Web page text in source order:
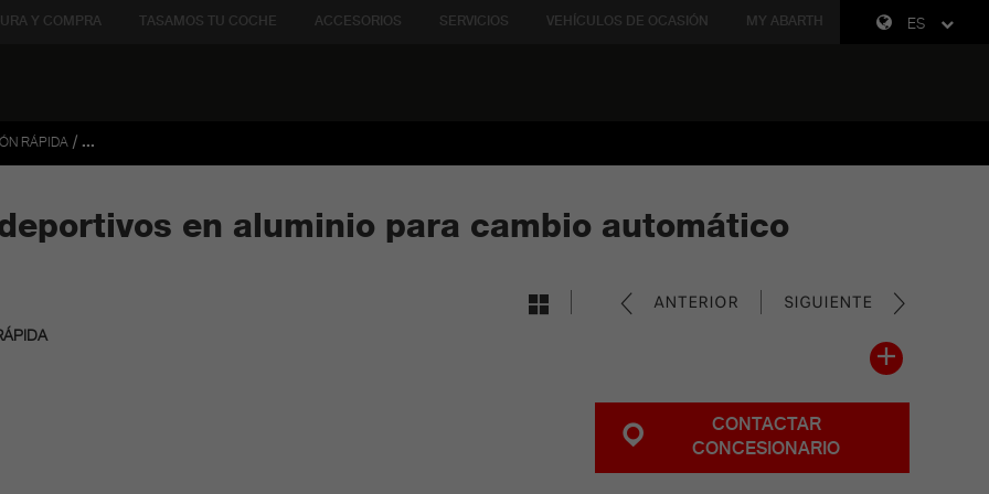
ES
Y COMPRA TASAMOS TU COCHE ACCESORIOS SERVICIOS VEHÍCULOS DE OCASIÓN MY ABARTH
RÁPIDA / ...
en aluminio para cambio automático
ANTERIOR SIGUIENTE
CONTACTAR
CONCESIONARIO